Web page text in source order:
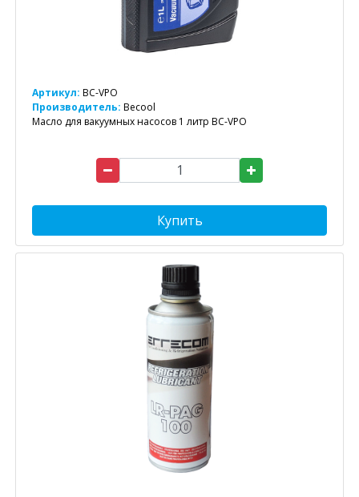
Артикул: BC-VPO
Производитель: Becool
Масло для вакуумных насосов 1 литр BC-VPO
Купить